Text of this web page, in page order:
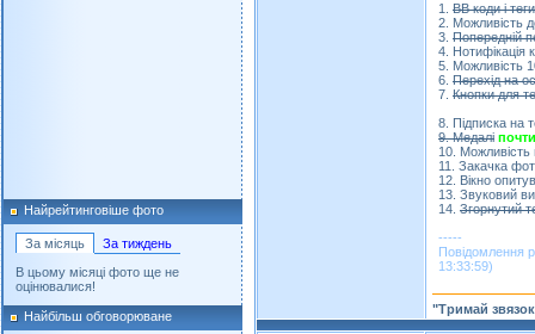
Найрейтинговіше фото
За місяць
За тиждень
В цьому місяці фото ще не
оцінювалися!
Найбільш обговорюване
1. ВВ коди і
2. Можливість
3. Попередній
4. Нотифікація
5. Можливість
6. Перехід на
7. Кнопки для
8. Підписка на
9. Медалі
10. Можливість
11. Закачка
12. Вікно
13. Звуковий
14. Згорнутий
-----
Повідомлення
13:33:59)
"Тримай